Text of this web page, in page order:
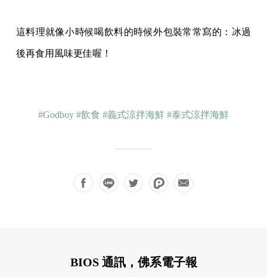
這料理就像小時候喝飲料的時候外包裝常常寫的：冰過
後再食用風味更佳喔！
#Godboy #飲食 #義式涼拌海鮮 #泰式涼拌海鮮
BIOS 通訊，佛系電子報